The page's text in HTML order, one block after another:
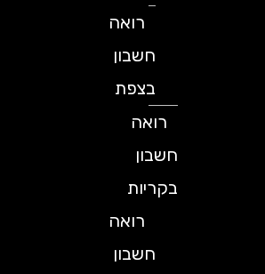
רואה
חשבון
בצפת
רואה
חשבון
בקריות
רואה
חשבון